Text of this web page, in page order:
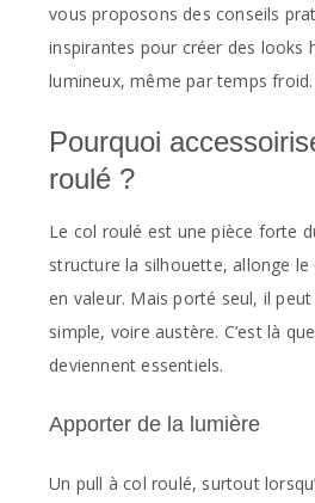
vous proposons des conseils
inspirantes pour créer des looks
lumineux, même par temps froid.
Pourquoi
roulé ?
Le col roulé est une pièce forte
structure la silhouette, allonge
en valeur. Mais porté seul, il
simple, voire austère. C’est là
deviennent essentiels.
Apporter de la lumière
Un pull à col roulé, surtout